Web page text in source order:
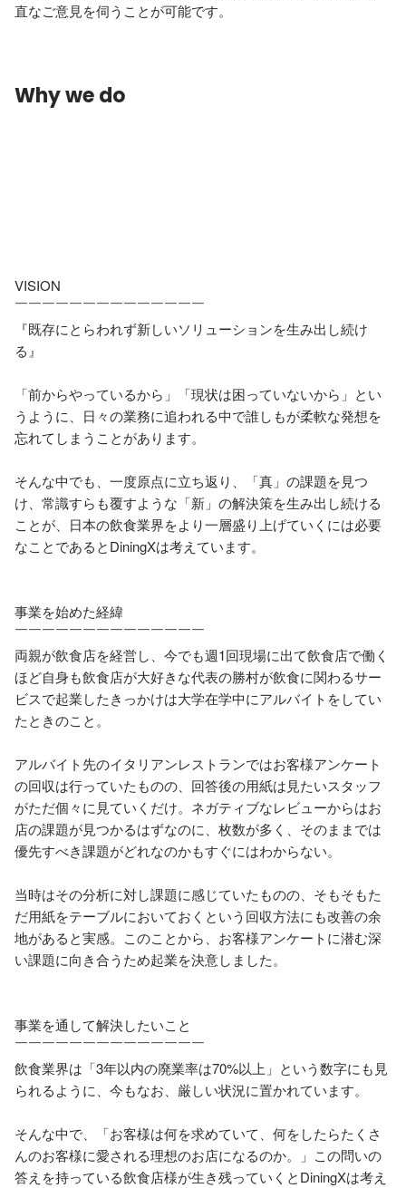
直なご意見を伺うことが可能です。
Why we do
VISION
￣￣￣￣￣￣￣￣￣￣￣￣￣￣
『既存にとらわれず新しいソリューションを生み出し続け
る』
「前からやっているから」「現状は困っていないから」とい
うように、日々の業務に追われる中で誰しもが柔軟な発想を
忘れてしまうことがあります。
そんな中でも、一度原点に立ち返り、「真」の課題を見つ
け、常識すらも覆すような「新」の解決策を生み出し続ける
ことが、日本の飲食業界をより一層盛り上げていくには必要
なことであるとDiningXは考えています。
事業を始めた経緯
￣￣￣￣￣￣￣￣￣￣￣￣￣￣
両親が飲食店を経営し、今でも週1回現場に出て飲食店で働く
ほど自身も飲食店が大好きな代表の勝村が飲食に関わるサー
ビスで起業したきっかけは大学在学中にアルバイトをしてい
たときのこと。
アルバイト先のイタリアンレストランではお客様アンケート
の回収は行っていたものの、回答後の用紙は見たいスタッフ
がただ個々に見ていくだけ。ネガティブなレビューからはお
店の課題が見つかるはずなのに、枚数が多く、そのままでは
優先すべき課題がどれなのかもすぐにはわからない。
当時はその分析に対し課題に感じていたものの、そもそもた
だ用紙をテーブルにおいておくという回収方法にも改善の余
地があると実感。このことから、お客様アンケートに潜む深
い課題に向き合うため起業を決意しました。
事業を通して解決したいこと
￣￣￣￣￣￣￣￣￣￣￣￣￣￣
飲食業界は「3年以内の廃業率は70%以上」という数字にも見
られるように、今もなお、厳しい状況に置かれています。
そんな中で、「お客様は何を求めていて、何をしたらたくさ
んのお客様に愛される理想のお店になるのか。」この問いの
答えを持っている飲食店様が生き残っていくとDiningXは考え